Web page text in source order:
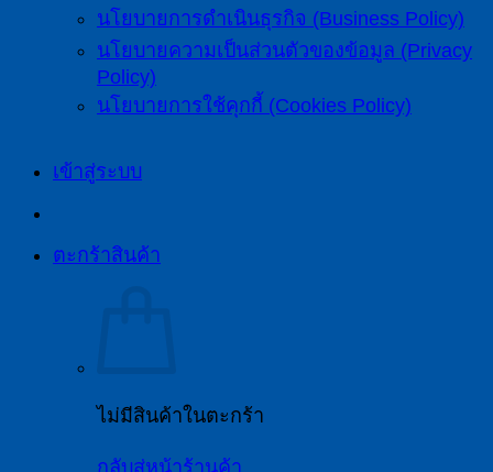
นโยบายการดำเนินธุรกิจ (Business Policy)
นโยบายความเป็นส่วนตัวของข้อมูล (Privacy
Policy)
นโยบายการใช้คุกกี้ (Cookies Policy)
เข้าสู่ระบบ
ตะกร้าสินค้า
ไม่มีสินค้าในตะกร้า
กลับสู่หน้าร้านค้า